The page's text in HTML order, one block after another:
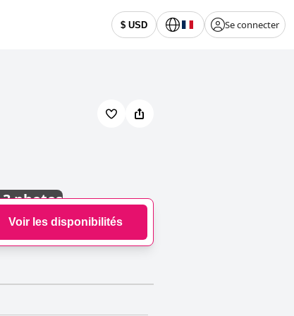
$ USD Se connecter
3 photos
Voir les disponibilités